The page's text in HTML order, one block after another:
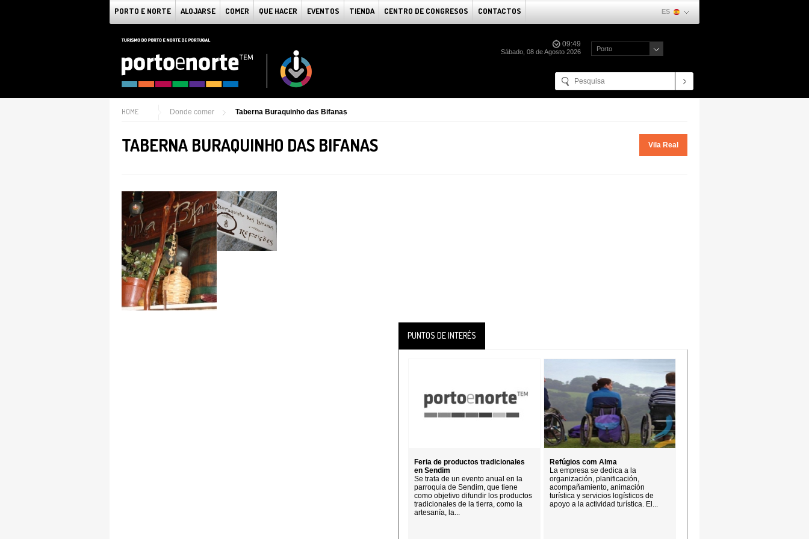
PORTO E NORTE ALOJARSE COMER QUE HACER EVENTOS TIENDA CENTRO DE CONGRESOS CONTACTOS ES
09:49
Sábado, 08 de Agosto 2026 Porto
HOME Donde comer Taberna Buraquinho das Bifanas
TABERNA BURAQUINHO DAS BIFANAS Vila Real
PUNTOS DE INTERÉS
Feria de productos tradicionales
en Sendim
Se trata de un evento anual en la
parroquia de Sendim, que tiene
como objetivo difundir los productos
tradicionales de la tierra, como la
artesanía, la...
Refúgios com Alma
La empresa se dedica a la
organización, planificación,
acompañamiento, animación
turística y servicios logísticos de
apoyo a la actividad turística. El...